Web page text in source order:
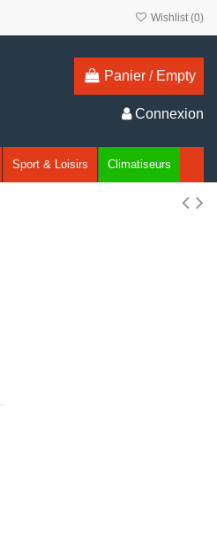
Wishlist (0)
Panier / Empty
Connexion
Sport & Loisirs Climatiseurs